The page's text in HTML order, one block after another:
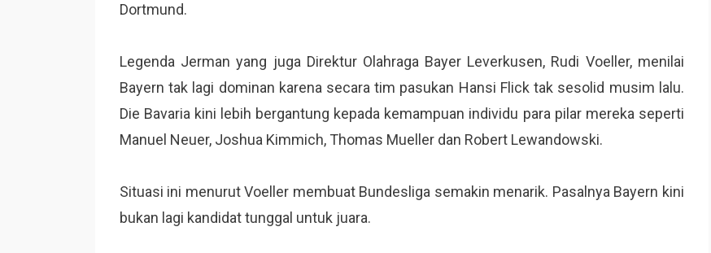
Dortmund.
Legenda Jerman yang juga Direktur Olahraga Bayer Leverkusen, Rudi Voeller, menilai
Bayern tak lagi dominan karena secara tim pasukan Hansi Flick tak sesolid musim lalu.
Die Bavaria kini lebih bergantung kepada kemampuan individu para pilar mereka seperti
Manuel Neuer, Joshua Kimmich, Thomas Mueller dan Robert Lewandowski.
Situasi ini menurut Voeller membuat Bundesliga semakin menarik. Pasalnya Bayern kini
bukan lagi kandidat tunggal untuk juara.